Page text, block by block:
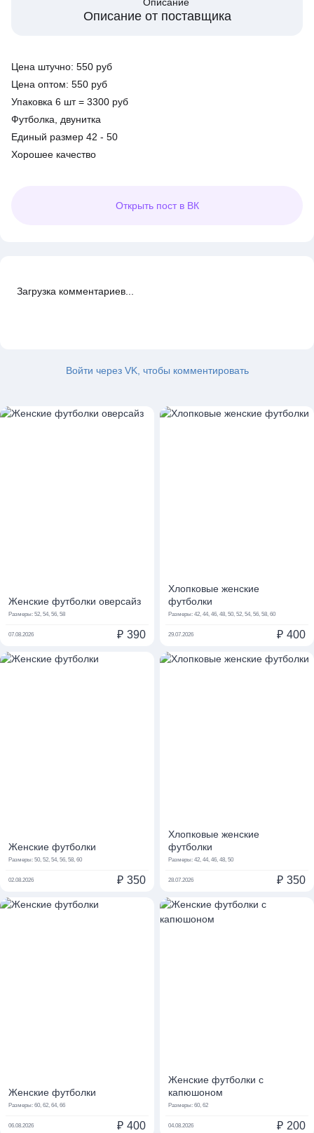
Описание от поставщика
Цена штучно: 550 руб
Цена оптом: 550 руб
Упаковка 6 шт = 3300 руб
Футболка, двунитка
Единый размер 42 - 50
Хорошее качество
Открыть пост в ВК
Загрузка комментариев...
Войти через VK, чтобы комментировать
Женские футболки оверсайз
Размеры: 52, 54, 56, 58
07.08.2026 ₽ 390
Хлопковые женские
футболки
Размеры: 42, 44, 46, 48, 50, 52, 54, 56, 58, 60
29.07.2026 ₽ 400
Женские футболки
Размеры: 50, 52, 54, 56, 58, 60
02.08.2026 ₽ 350
Хлопковые женские
футболки
Размеры: 42, 44, 46, 48, 50
28.07.2026 ₽ 350
Женские футболки
Размеры: 60, 62, 64, 66
06.08.2026 ₽ 400
Женские футболки с
капюшоном
Размеры: 60, 62
04.08.2026 ₽ 200